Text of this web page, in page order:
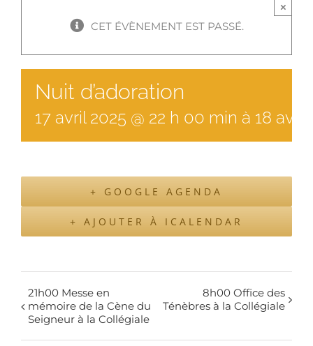
CET ÉVÈNEMENT EST PASSÉ.
×
Nuit d’adoration
17 avril 2025 @ 22 h 00 min à 18 avril
+ GOOGLE AGENDA
+ AJOUTER À ICALENDAR
21h00 Messe en
mémoire de la Cène du
Seigneur à la Collégiale
8h00 Office des
Ténèbres à la Collégiale